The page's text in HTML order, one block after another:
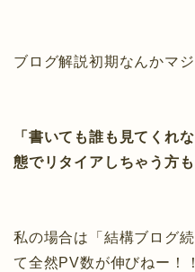
ブログ解説初期なんかマジ
「書いても誰も見てくれ
態でリタイアしちゃう方
私の場合は「結構ブログ
て全然PV数が伸びねー！